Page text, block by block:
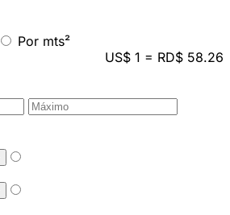
Por mts²
US$ 1 = RD$ 58.26